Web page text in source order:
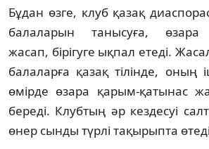
Бұдан өзге, клуб қазақ
балаларын танысуға, өзара
жасап, бірігуге ықпал етеді.
балаларға қазақ тілінде, оның
өмірде өзара қарым-қатынас
береді. Клубтың әр кездесуі
өнер сынды түрлі тақырыпта